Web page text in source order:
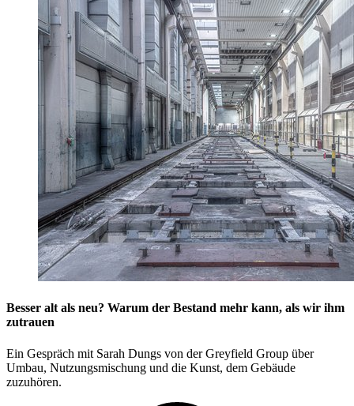
Besser alt als neu? Warum der Bestand mehr kann, als wir ihm
zutrauen
Ein Gespräch mit Sarah Dungs von der Greyfield Group über
Umbau, Nutzungsmischung und die Kunst, dem Gebäude
zuzuhören.